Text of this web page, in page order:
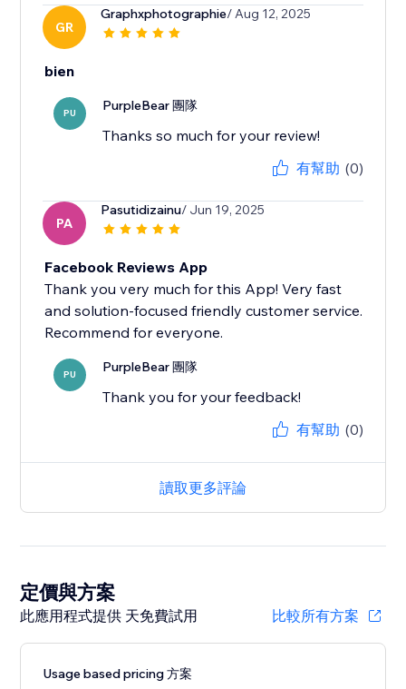
GR
Graphxphotographie/ Aug 12, 2025
bien
PU PurpleBear 團隊
Thanks so much for your review!
有幫助 (0)
PA
Pasutidizainu/ Jun 19, 2025
Facebook Reviews App
Thank you very much for this App! Very fast
and solution-focused friendly customer service.
Recommend for everyone.
PU PurpleBear 團隊
Thank you for your feedback!
有幫助 (0)
讀取更多評論
定價與方案
此應用程式提供 天免費試用 比較所有方案
Usage based pricing 方案